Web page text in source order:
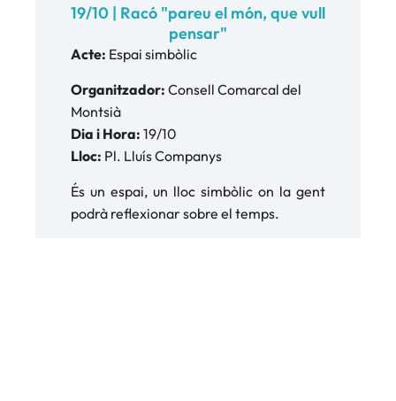
19/10 | Racó "pareu el món, que vull
pensar"
Acte: Espai simbòlic
Organitzador: Consell Comarcal del
Montsià
Dia i Hora: 19/10
Lloc: Pl. Lluís Companys
És un espai, un lloc simbòlic on la gent
podrà reflexionar sobre el temps.